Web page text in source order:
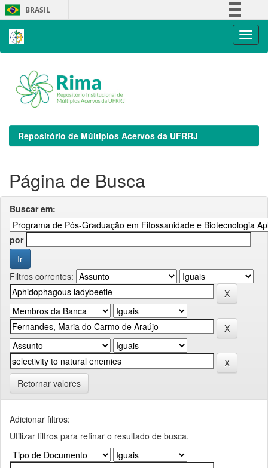
Skip
navigation
BRASIL
Repositório de Múltiplos Acervos da UFRRJ
Página de Busca
Buscar em:
por
Filtros correntes:
Retornar valores
Adicionar filtros:
Utilizar filtros para refinar o resultado de busca.